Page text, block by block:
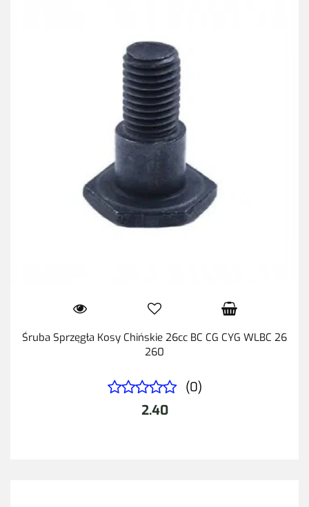
Śruba Sprzęgła Kosy Chińskie 26cc BC CG CYG WLBC 26
260
(0)
2.40